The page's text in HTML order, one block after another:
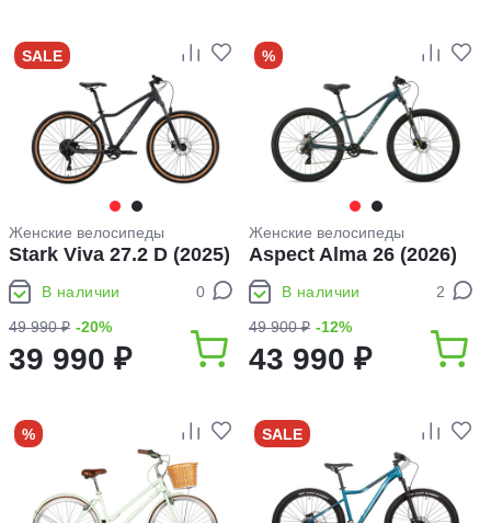
SALE
Женские велосипеды
Stark Viva 27.2 D (2025)
В наличии
0
49 990 ₽ -20%
39 990 ₽
%
Женские велосипеды
Aspect Alma 26 (2026)
В наличии
2
49 900 ₽ -12%
43 990 ₽
% SALE